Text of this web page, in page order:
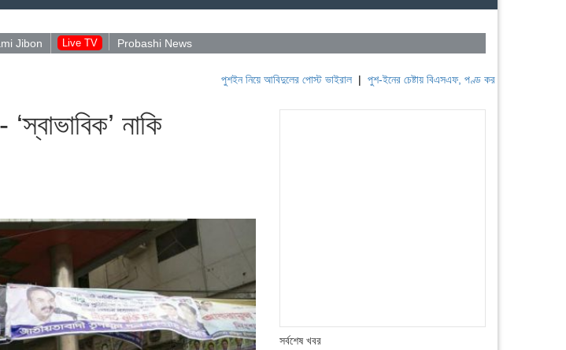
Jibon Live TV Probashi News
পুশইন নিয়ে আবিদুলের পোস্ট ভাইরাল|পুশ-ইনের চেষ্টায় বিএসএফ, পণ্ড করছে বিজিবি|
নাকি
সর্বশেষ খবর